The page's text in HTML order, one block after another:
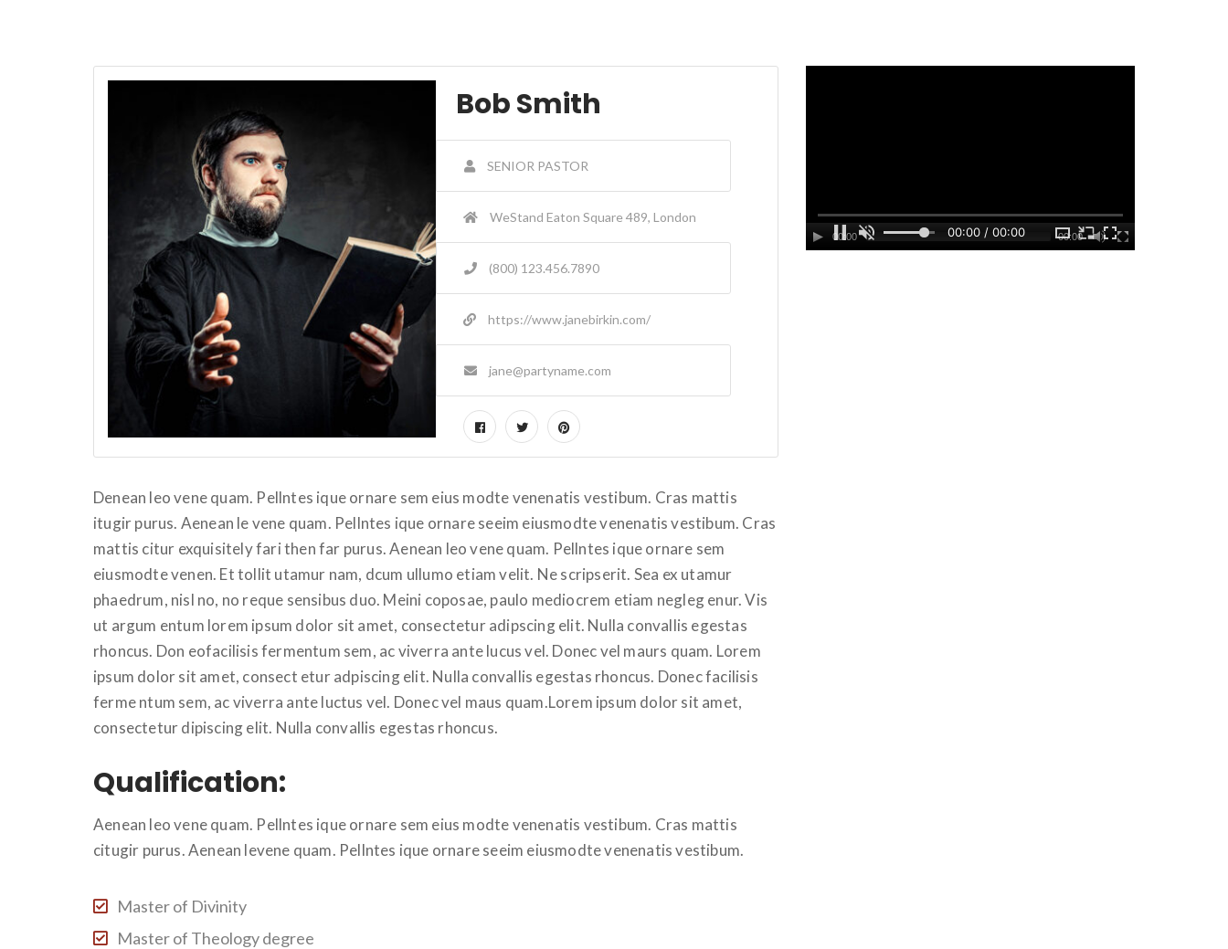
Bob Smith
SENIOR PASTOR
WeStand Eaton Square 489, London
(800) 123.456.7890
https://www.janebirkin.com/
jane@partyname.com
Denean leo vene quam. Pellntes ique ornare sem eius modte venenatis vestibum. Cras mattis
itugir purus. Aenean le vene quam. Pellntes ique ornare seeim eiusmodte venenatis vestibum. Cras
mattis citur exquisitely fari then far purus. Aenean leo vene quam. Pellntes ique ornare sem
eiusmodte venen. Et tollit utamur nam, dcum ullumo etiam velit. Ne scripserit. Sea ex utamur
phaedrum, nisl no, no reque sensibus duo. Meini coposae, paulo mediocrem etiam negleg enur. Vis
ut argum entum lorem ipsum dolor sit amet, consectetur adipscing elit. Nulla convallis egestas
rhoncus. Don eofacilisis fermentum sem, ac viverra ante lucus vel. Donec vel maurs quam. Lorem
ipsum dolor sit amet, consect etur adpiscing elit. Nulla convallis egestas rhoncus. Donec facilisis
ferme ntum sem, ac viverra ante luctus vel. Donec vel maus quam.Lorem ipsum dolor sit amet,
consectetur dipiscing elit. Nulla convallis egestas rhoncus.
Qualification:
Aenean leo vene quam. Pellntes ique ornare sem eius modte venenatis vestibum. Cras mattis
citugir purus. Aenean levene quam. Pellntes ique ornare seeim eiusmodte venenatis vestibum.
Master of Divinity
Master of Theology degree
00:00 00:00
00:00 / 00:00